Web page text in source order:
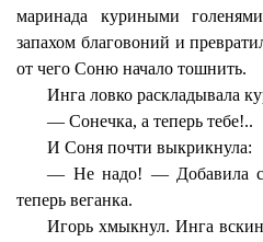
маринада куриными
запахом благовоний и
от чего Соню начало тошнить.
Инга ловко раскладывала
— Сонечка, а теперь тебе!..
И Соня почти выкрикнула:
— Не надо! — Добавила
теперь веганка.
Игорь хмыкнул. Инга